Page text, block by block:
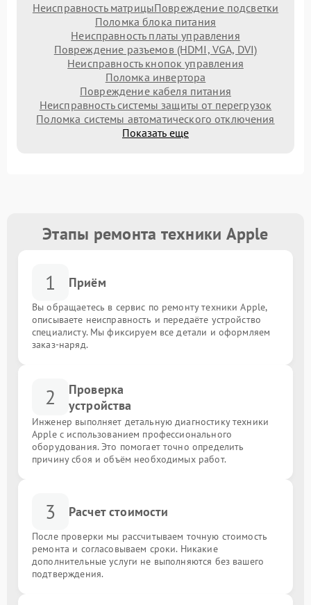
Неисправность матрицыПовреждение подсветки
Поломка блока питания
Неисправность платы управления
Повреждение разъемов (HDMI, VGA, DVI)
Неисправность кнопок управления
Поломка инвертора
Повреждение кабеля питания
Неисправность системы защиты от перегрузок
Поломка системы автоматического отключения
Показать еще
Этапы ремонта техники Apple
1 Приём
Вы обращаетесь в сервис по ремонту техники Apple,
описываете неисправность и передаёте устройство
специалисту. Мы фиксируем все детали и оформляем
заказ-наряд.
2
Проверка
устройства
Инженер выполняет детальную диагностику техники
Apple с использованием профессионального
оборудования. Это помогает точно определить
причину сбоя и объём необходимых работ.
3 Расчет стоимости
После проверки мы рассчитываем точную стоимость
ремонта и согласовываем сроки. Никакие
дополнительные услуги не выполняются без вашего
подтверждения.